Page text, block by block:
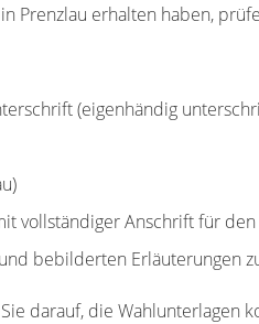
Prenzlau erhalten haben,
(eigenhändig
vollständiger Anschrift für
bebilderten Erläuterungen
darauf, die Wahlunterlagen